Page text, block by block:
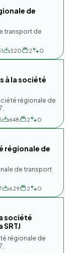
de
transport de
320 2 0
à la société
régionale de
648 2 0
régionale de
de transport
629 2 0
société
régionale de